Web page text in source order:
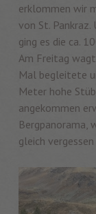
erklommen wir
von St.
ging es die ca.
Am Freitag
Mal begleitete
Meter hohe
angekommen
Bergpanorama,
gleich